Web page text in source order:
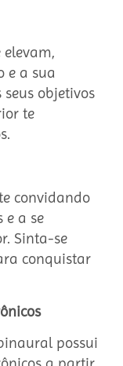
elevam,
e a sua
seus objetivos
te
convidando
e a se
Sinta-se
conquistar
possui